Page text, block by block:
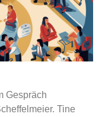
Gespräch
Tine